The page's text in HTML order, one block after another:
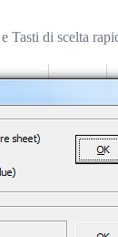
Tasti di scelta